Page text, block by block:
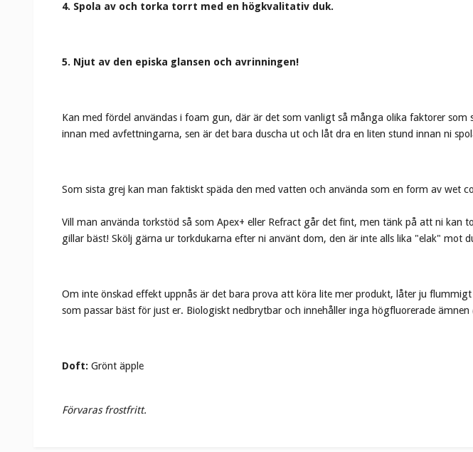
4. Spola av och torka torrt med en högkvalitativ duk.
5. Njut av den episka glansen och avrinningen!
Kan med fördel användas i foam gun, där är det som vanligt så många olika faktorer
innan med avfettningarna, sen är det bara duscha ut och låt dra en liten stund innan ni
Som sista grej kan man faktiskt späda den med vatten och använda som en form av wet
Vill man använda torkstöd så som Apex+ eller Refract går det fint, men tänk på att ni
gillar bäst! Skölj gärna ur torkdukarna efter ni använt dom, den är inte alls lika "elak" mot
Om inte önskad effekt uppnås är det bara prova att köra lite mer produkt, låter ju
som passar bäst för just er. Biologiskt nedbrytbar och innehåller inga högfluorerade
Doft: Grönt äpple
Förvaras frostfritt.